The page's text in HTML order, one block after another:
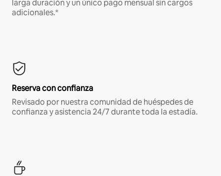
larga duración y un único pago mensual sin cargos
adicionales.*
Reserva con confianza
Revisado por nuestra comunidad de huéspedes de
confianza y asistencia 24/7 durante toda la estadía.